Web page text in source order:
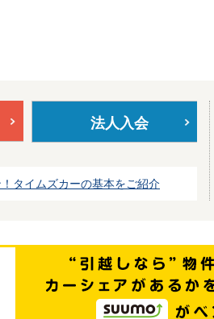
法人入会
タイムズカーの基本をご紹介